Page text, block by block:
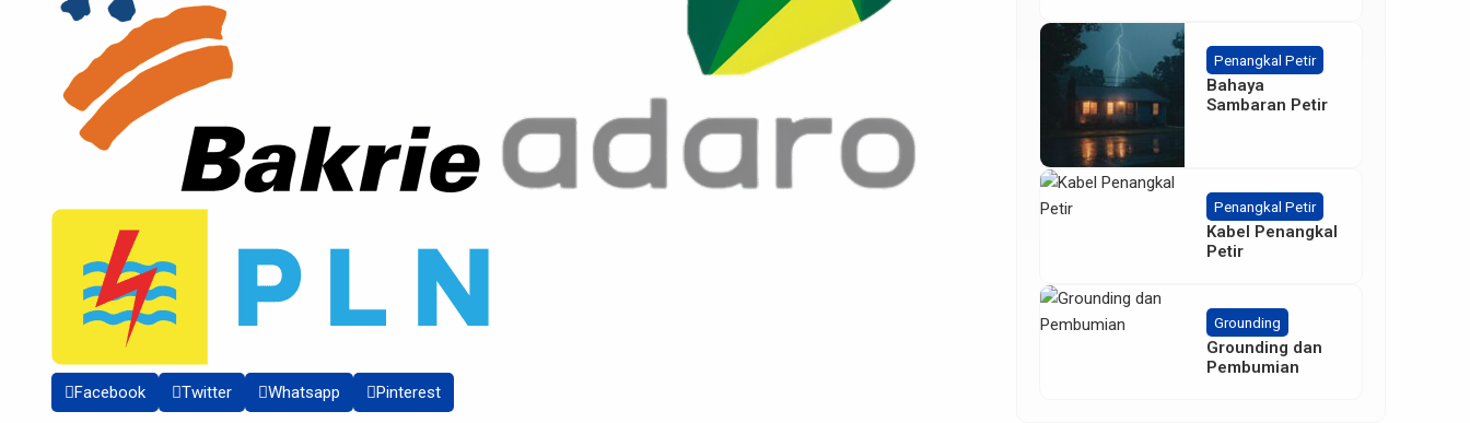
Facebook Twitter Whatsapp Pinterest
Penangkal Petir
Bahaya
Sambaran Petir
Penangkal Petir
Kabel Penangkal
Petir
Grounding
Grounding dan
Pembumian